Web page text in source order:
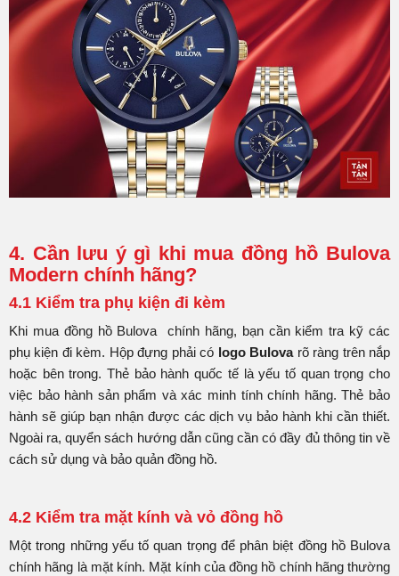
4. Cần lưu ý gì khi mua đồng hồ Bulova
Modern chính hãng?
4.1 Kiểm tra phụ kiện đi kèm
Khi mua đồng hồ Bulova chính hãng, bạn cần kiểm tra kỹ các
phụ kiện đi kèm. Hộp đựng phải có logo Bulovarõ ràng trên nắp
hoặc bên trong. Thẻ bảo hành quốc tế là yếu tố quan trọng cho
việc bảo hành sản phẩm và xác minh tính chính hãng. Thẻ bảo
hành sẽ giúp bạn nhận được các dịch vụ bảo hành khi cần thiết.
Ngoài ra, quyển sách hướng dẫn cũng cần có đầy đủ thông tin về
cách sử dụng và bảo quản đồng hồ.
4.2 Kiểm tra mặt kính và vỏ đồng hồ
Một trong những yếu tố quan trọng để phân biệt đồng hồ Bulova
chính hãng là mặt kính. Mặt kính của đồng hồ chính hãng thường